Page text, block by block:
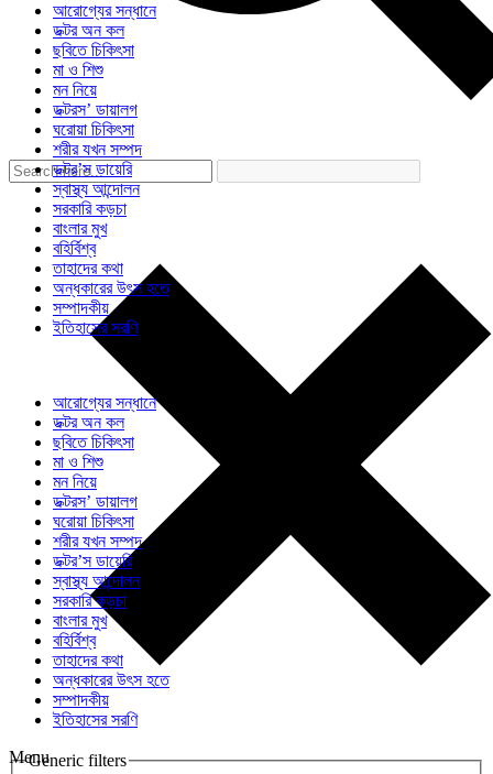
Generic filters
আরোগ্যের সন্ধানে
ডক্টর অন কল
ছবিতে চিকিৎসা
মা ও শিশু
মন নিয়ে
ডক্টরস’ ডায়ালগ
ঘরোয়া চিকিৎসা
শরীর যখন সম্পদ
ডক্টর’স ডায়েরি
স্বাস্থ্য আন্দোলন
সরকারি কড়চা
বাংলার মুখ
বহির্বিশ্ব
তাহাদের কথা
অন্ধকারের উৎস হতে
সম্পাদকীয়
ইতিহাসের সরণি
আরোগ্যের সন্ধানে
ডক্টর অন কল
ছবিতে চিকিৎসা
মা ও শিশু
মন নিয়ে
ডক্টরস’ ডায়ালগ
ঘরোয়া চিকিৎসা
শরীর যখন সম্পদ
ডক্টর’স ডায়েরি
স্বাস্থ্য আন্দোলন
সরকারি কড়চা
বাংলার মুখ
বহির্বিশ্ব
তাহাদের কথা
অন্ধকারের উৎস হতে
সম্পাদকীয়
ইতিহাসের সরণি
Menu